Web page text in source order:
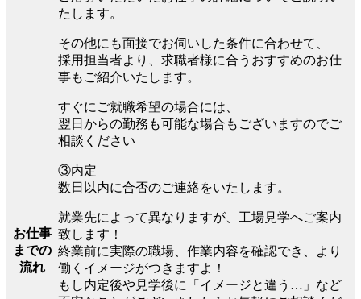
お仕事
までの
流れ
たします。
その他にも面接でお伺いした条件に合わせて、
採用担当者より、求職者様に合うおすすめのお仕
事もご紹介いたします。
すぐにご就職希望の場合には、
翌日からの勤務も可能な場合もございますのでご
相談ください
③内定
数日以内に合否のご連絡をいたします。
就業先によって異なりますが、工場見学へご案内
致します！
終業前に実際の職場、作業内容を確認でき、より
働くイメージがつきますよ！
もし内定後や見学後に「イメージと違う…」など